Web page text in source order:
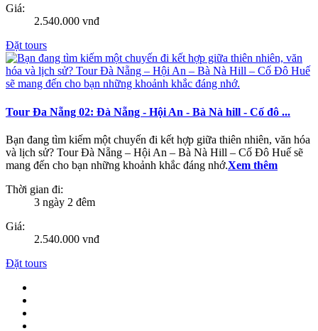
Giá:
2.540.000 vnđ
Đặt tours
Tour Đa Nẵng 02: Đà Nẵng - Hội An - Bà Nà hill - Cố đô ...
Bạn đang tìm kiếm một chuyến đi kết hợp giữa thiên nhiên, văn hóa
và lịch sử? Tour Đà Nẵng – Hội An – Bà Nà Hill – Cố Đô Huế sẽ
mang đến cho bạn những khoảnh khắc đáng nhớ.Xem thêm
Thời gian đi:
3 ngày 2 đêm
Giá:
2.540.000 vnđ
Đặt tours